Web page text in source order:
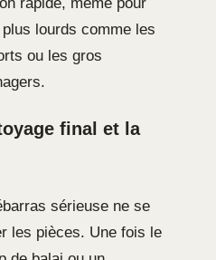
rapide, même pour
lourds comme les
ou les gros
final et la
sérieuse ne se
les pièces. Une fois le